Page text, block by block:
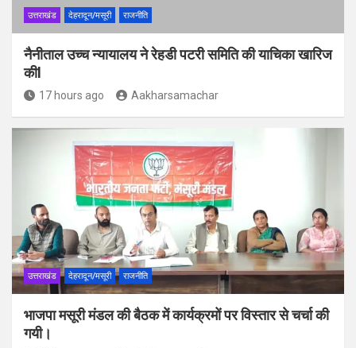
उत्तराखंड देहरादून/मसूरी राजनीति
नैनीताल उच्च न्यायालय ने रेहडी पटरी समिति की याचिका खारिज
कीl
17 hours ago Aakharsamachar
उत्तराखंड देहरादून/मसूरी राजनीति
भाजपा मसूरी मंडल की बैठक में कार्यक्रमों पर विस्तार से चर्चा की
गयी।